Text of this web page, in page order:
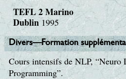
TEFL 2 Marino
Dublin1995
Divers—Formation
Cours intensifs de NLP, “Neuro
Programming”.